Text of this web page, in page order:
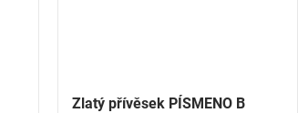
Zlatý přívěsek PÍSMENO B